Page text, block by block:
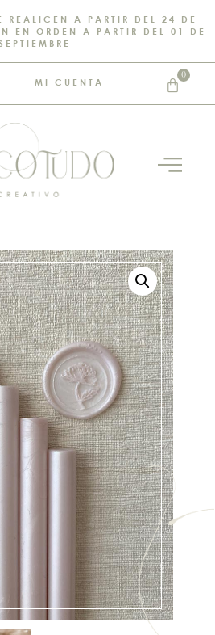
REALICEN A PARTIR DEL 24 DE
EN ORDEN A PARTIR DEL 01 DE
MI CUENTA
0